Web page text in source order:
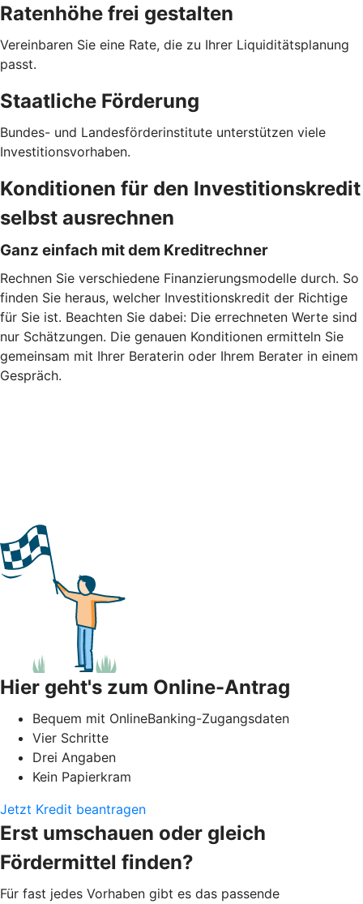
Ratenhöhe frei gestalten
Vereinbaren Sie eine Rate, die zu Ihrer Liquiditätsplanung
passt.
Staatliche Förderung
Bundes- und Landesförderinstitute unterstützen viele
Investitionsvorhaben.
Konditionen für den Investitionskredit
selbst ausrechnen
Ganz einfach mit dem Kreditrechner
Rechnen Sie verschiedene Finanzierungsmodelle durch. So
finden Sie heraus, welcher Investitionskredit der Richtige
für Sie ist. Beachten Sie dabei: Die errechneten Werte sind
nur Schätzungen. Die genauen Konditionen ermitteln Sie
gemeinsam mit Ihrer Beraterin oder Ihrem Berater in einem
Gespräch.
Hier geht's zum Online-Antrag
Bequem mit OnlineBanking-Zugangsdaten
Vier Schritte
Drei Angaben
Kein Papierkram
Jetzt Kredit beantragen
Erst umschauen oder gleich
Fördermittel finden?
Für fast jedes Vorhaben gibt es das passende